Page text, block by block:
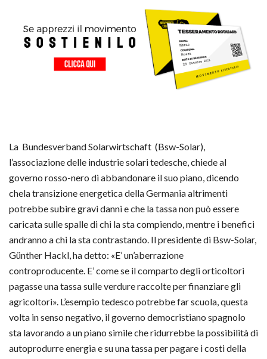
La Bundesverband Solarwirtschaft (Bsw-Solar),
l’associazione delle industrie solari tedesche, chiede al
governo rosso-nero di abbandonare il suo piano, dicendo
chela transizione energetica della Germania altrimenti
potrebbe subire gravi danni e che la tassa non può essere
caricata sulle spalle di chi la sta compiendo, mentre i benefici
andranno a chi la sta contrastando. Il presidente di Bsw-Solar,
Günther Hackl, ha detto: «E’ un’aberrazione
controproducente. E’ come se il comparto degli orticoltori
pagasse una tassa sulle verdure raccolte per finanziare gli
agricoltori». L’esempio tedesco potrebbe far scuola, questa
volta in senso negativo, il governo democristiano spagnolo
sta lavorando a un piano simile che ridurrebbe la possibilità di
autoprodurre energia e su una tassa per pagare i costi della